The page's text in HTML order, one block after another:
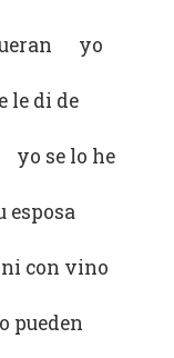
yo
le di de
yo se lo he
con vino
pueden